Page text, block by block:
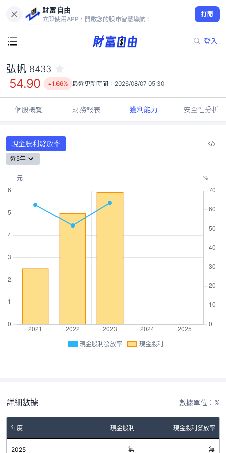
財富自由
立即使用APP，開啟您的股市智慧導航！
打開
登入
54.90
1.66%
弘帆 8433
54.90 1.66% 最近更新時間： 2026/08/07 05:30
個股概覽 財務報表 獲利能力 安全性分析
現金股利發放率
近5年
現金股利發放率 現金股利
詳細數據 數據單位：%
年度 現金股利 現金股利發放率
2025 無 無